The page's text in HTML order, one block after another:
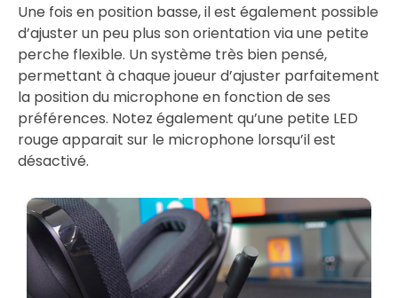
Une fois en position basse, il est également possible
d’ajuster un peu plus son orientation via une petite
perche flexible. Un système très bien pensé,
permettant à chaque joueur d’ajuster parfaitement
la position du microphone en fonction de ses
préférences. Notez également qu’une petite LED
rouge apparait sur le microphone lorsqu’il est
désactivé.